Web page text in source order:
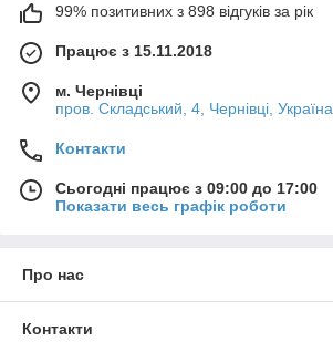
99% позитивних з 898 відгуків за рік
Працює з 15.11.2018
м. Чернівці
пров. Складський, 4, Чернівці, Україна
Контакти
Сьогодні працює з 09:00 до 17:00
Показати весь графік роботи
Про нас
Контакти